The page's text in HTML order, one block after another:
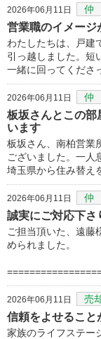
2026年06月11日 仲
営業職のイメージ
わたしたちは、戸建
引っ越しました。短
一緒に回ってくださ
2026年06月11日 仲
板坂さんとこの部
います
板坂さん、南柏営業
ございました。一人
埼玉県から住み替え
2026年06月11日 仲
誠実にご対応下さ
ご担当頂いた、遠藤
められました。
2026年06月11日 売
信頼をよせること
家族のライフステー